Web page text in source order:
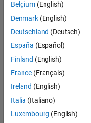
Dashboard
Belgium (English)
Denmark (English)
Deutschland (Deutsch)
España (Español)
Finland (English)
France (Français)
Ireland (English)
Italia (Italiano)
Luxembourg (English)